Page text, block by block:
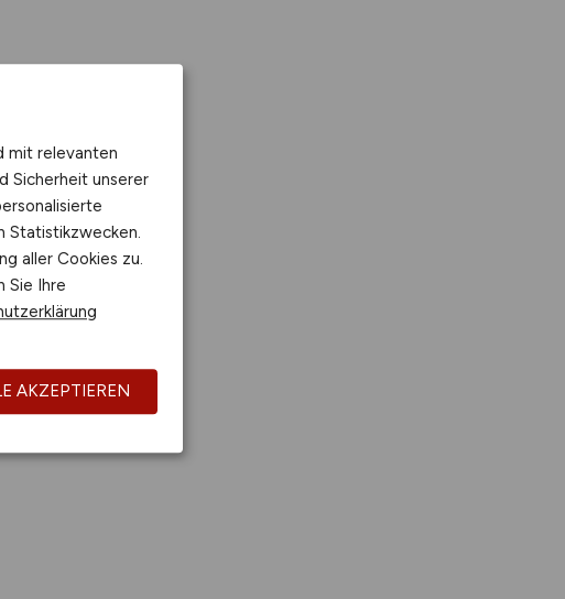
mit relevanten
Sicherheit unserer
Statistikzwecken.
aller Cookies zu.
Sie Ihre
AKZEPTIEREN